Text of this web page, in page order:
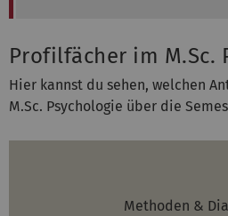
Profilfächer im M.Sc.
Hier kannst du sehen, welchen
M.Sc. Psychologie über die
Methoden &